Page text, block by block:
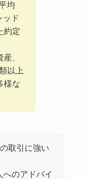
均
ッド
約定
、
以上
様な
取引に強い
へのアドバイ